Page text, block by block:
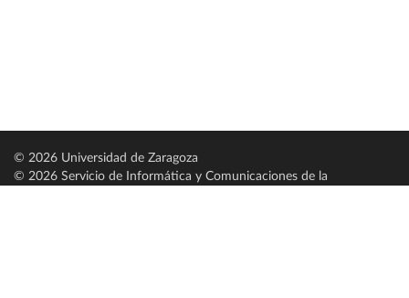
© 2026 Universidad de Zaragoza
© 2026 Servicio de Informática y Comunicaciones de la